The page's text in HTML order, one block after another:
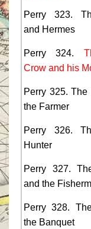
Perry 323.
and Hermes
Perry 324.
Crow and his
Perry 325. The
the Farmer
Perry 326.
Hunter
Perry 327.
and the
Perry 328.
the Banquet